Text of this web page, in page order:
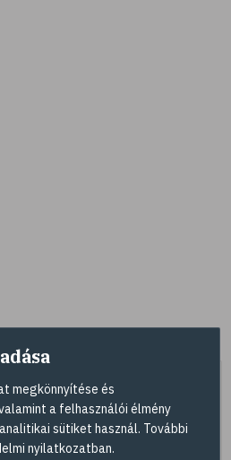
megkönnyítése és
a felhasználói élmény
sütiket használ. További
nyilatkozatban.